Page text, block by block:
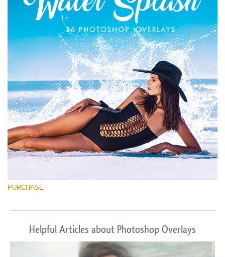
PURCHASE
Helpful Articles about Photoshop Overlays